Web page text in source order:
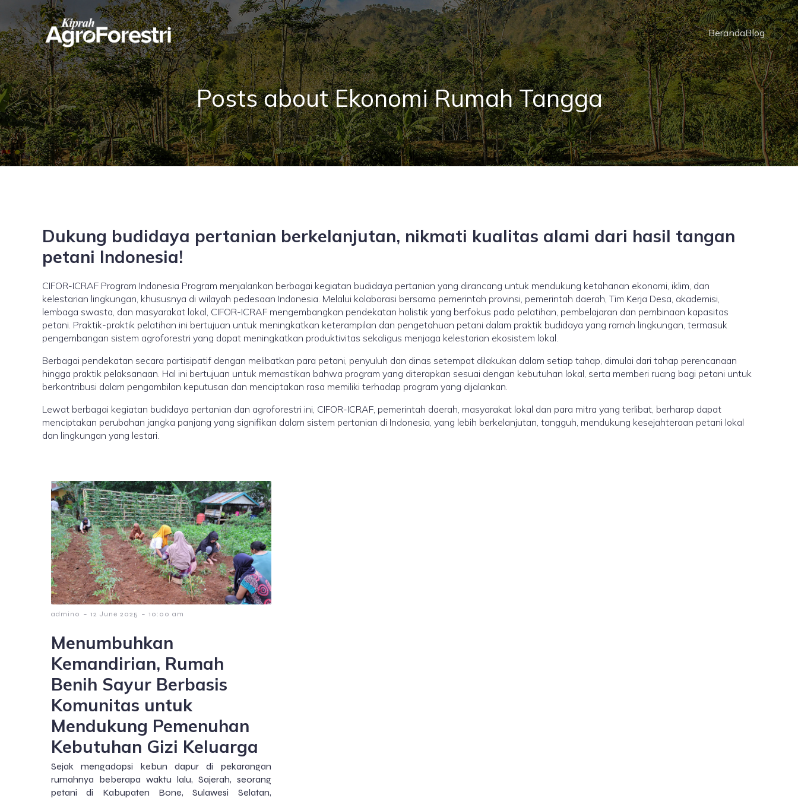
BerandaBlog
Posts about Ekonomi Rumah Tangga
Dukung budidaya pertanian berkelanjutan, nikmati kualitas alami dari hasil tangan
petani Indonesia!
CIFOR-ICRAF Program Indonesia Program menjalankan berbagai kegiatan budidaya pertanian yang dirancang untuk mendukung ketahanan ekonomi, iklim, dan
kelestarian lingkungan, khususnya di wilayah pedesaan Indonesia. Melalui kolaborasi bersama pemerintah provinsi, pemerintah daerah, Tim Kerja Desa, akademisi,
lembaga swasta, dan masyarakat lokal, CIFOR-ICRAF mengembangkan pendekatan holistik yang berfokus pada pelatihan, pembelajaran dan pembinaan kapasitas
petani. Praktik-praktik pelatihan ini bertujuan untuk meningkatkan keterampilan dan pengetahuan petani dalam praktik budidaya yang ramah lingkungan, termasuk
pengembangan sistem agroforestri yang dapat meningkatkan produktivitas sekaligus menjaga kelestarian ekosistem lokal.
Berbagai pendekatan secara partisipatif dengan melibatkan para petani, penyuluh dan dinas setempat dilakukan dalam setiap tahap, dimulai dari tahap perencanaan
hingga praktik pelaksanaan. Hal ini bertujuan untuk memastikan bahwa program yang diterapkan sesuai dengan kebutuhan lokal, serta memberi ruang bagi petani untuk
berkontribusi dalam pengambilan keputusan dan menciptakan rasa memiliki terhadap program yang dijalankan.
Lewat berbagai kegiatan budidaya pertanian dan agroforestri ini, CIFOR-ICRAF, pemerintah daerah, masyarakat lokal dan para mitra yang terlibat, berharap dapat
menciptakan perubahan jangka panjang yang signifikan dalam sistem pertanian di Indonesia, yang lebih berkelanjutan, tangguh, mendukung kesejahteraan petani lokal
dan lingkungan yang lestari.
admin0 - 12 June 2025 - 10:00 am
Menumbuhkan
Kemandirian, Rumah
Benih Sayur Berbasis
Komunitas untuk
Mendukung Pemenuhan
Kebutuhan Gizi Keluarga
Sejak mengadopsi kebun dapur di pekarangan
rumahnya beberapa waktu lalu, Sajerah, seorang
petani di Kabupaten Bone, Sulawesi Selatan,